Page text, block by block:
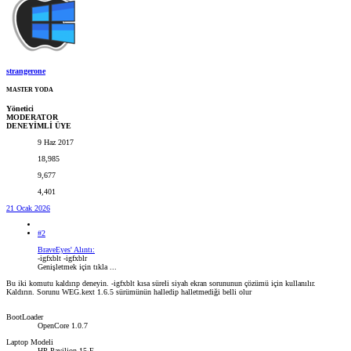
strangerone
MASTER YODA
Yönetici
MODERATOR
DENEYİMLİ ÜYE
9 Haz 2017
18,985
9,677
4,401
21 Ocak 2026
#2
BraveEyes' Alıntı:
-igfxblt -igfxblr
Genişletmek için tıkla ...
Bu iki komutu kaldırıp deneyin. -igfxblt kısa süreli siyah ekran sorununun çözümü için kullanılır.
Kaldırın. Sorunu WEG.kext 1.6.5 sürümünün halledip halletmediği belli olur
BootLoader
OpenCore 1.0.7
Laptop Modeli